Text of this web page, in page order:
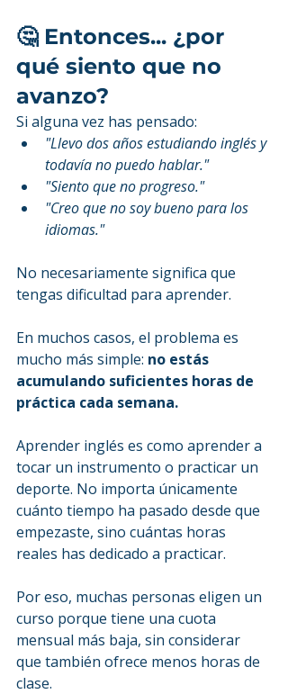
🤔 Entonces... ¿por
qué siento que no
avanzo?
Si alguna vez has pensado:
"Llevo dos años estudiando inglés y
todavía no puedo hablar."
"Siento que no progreso."
"Creo que no soy bueno para los
idiomas."
No necesariamente significa que
tengas dificultad para aprender.
En muchos casos, el problema es
mucho más simple: no estás
acumulando suficientes horas de
práctica cada semana.
Aprender inglés es como aprender a
tocar un instrumento o practicar un
deporte. No importa únicamente
cuánto tiempo ha pasado desde que
empezaste, sino cuántas horas
reales has dedicado a practicar.
Por eso, muchas personas eligen un
curso porque tiene una cuota
mensual más baja, sin considerar
que también ofrece menos horas de
clase.